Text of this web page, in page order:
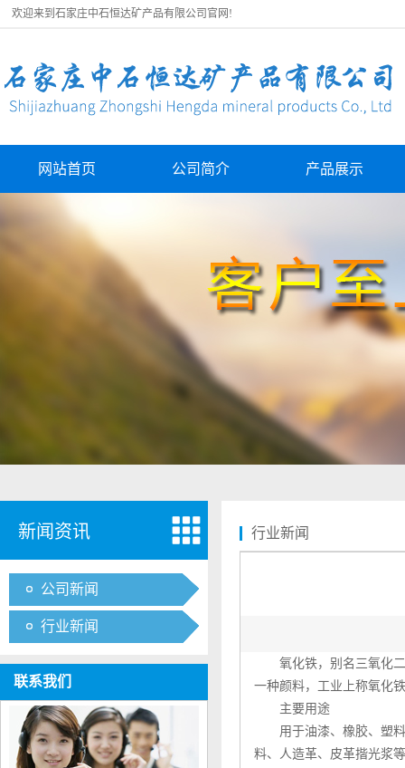
欢迎来到石家庄中石恒达矿产品有限公司官网!
网站首页 公司简介 产品展示
新闻资讯
公司新闻
行业新闻
联系我们
行业新闻
氧化铁，别名三氧化二
一种颜料，工业上称氧化
主要用途
用于油漆、橡胶、塑料
料、人造革、皮革揩光浆